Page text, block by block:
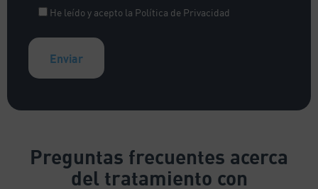
He leído y acepto la Política de Privacidad
l
Preguntas frecuentes acerca
del tratamiento con